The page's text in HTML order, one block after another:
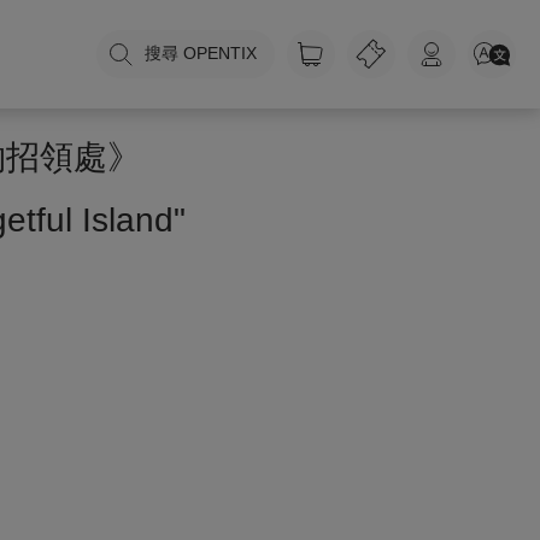
搜尋 OPENTIX
領處》
Island"